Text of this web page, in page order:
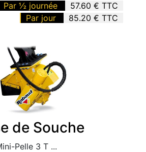
Par ½ journée
57.60 € TTC
Par jour
85.20 € TTC
de Souche
Pelle 3 T ...